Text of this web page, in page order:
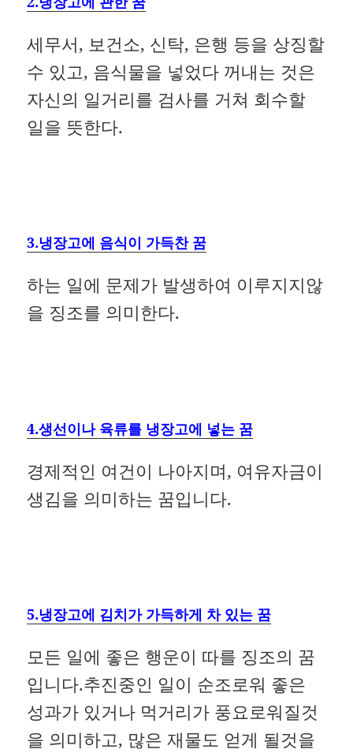
세무서, 보건소, 신탁, 은행 등을 상징할
수 있고, 음식물을 넣었다 꺼내는 것은
자신의 일거리를 검사를 거쳐 회수할
일을 뜻한다.
3.냉장고에 음식이 가득찬 꿈
하는 일에 문제가 발생하여 이루지지않
을 징조를 의미한다.
4.생선이나 육류를 냉장고에 넣는 꿈
경제적인 여건이 나아지며, 여유자금이
생김을 의미하는 꿈입니다.
5.냉장고에 김치가 가득하게 차 있는 꿈
모든 일에 좋은 행운이 따를 징조의 꿈
입니다.추진중인 일이 순조로워 좋은
성과가 있거나 먹거리가 풍요로워질것
을 의미하고, 많은 재물도 얻게 될것을